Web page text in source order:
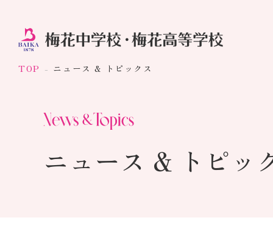
TOP ニュース & トピックス
ニュース & トピッ